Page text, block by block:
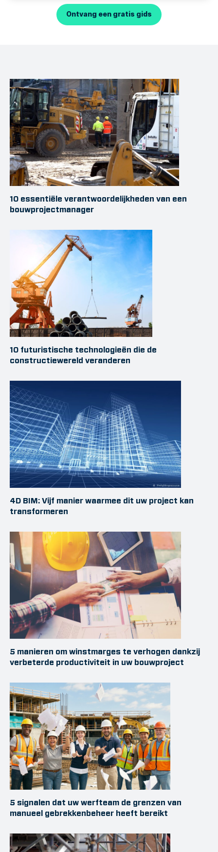
Ontvang een gratis gids
10 essentiële verantwoordelijkheden van een
bouwprojectmanager
10 futuristische technologieën die de
constructiewereld veranderen
4D BIM: Vijf manier waarmee dit uw project kan
transformeren
5 manieren om winstmarges te verhogen dankzij
verbeterde productiviteit in uw bouwproject
5 signalen dat uw werfteam de grenzen van
manueel gebrekkenbeheer heeft bereikt